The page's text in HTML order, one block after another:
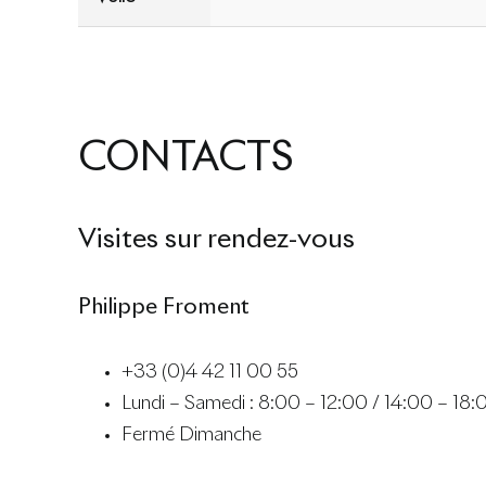
CONTACTS
Visites sur rendez-vous
Philippe Froment
+33 (0)4 42 11 00 55
Lundi – Samedi : 8:00 – 12:00 / 14:00 –
Fermé Dimanche